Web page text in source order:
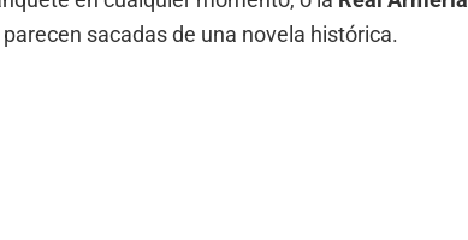
sacadas de una novela histórica.